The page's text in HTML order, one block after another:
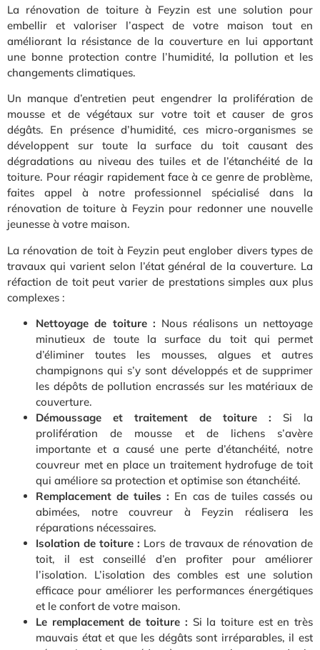
La rénovation de toiture à Feyzin est une solution pour
embellir et valoriser l’aspect de votre maison tout en
améliorant la résistance de la couverture en lui apportant
une bonne protection contre l’humidité, la pollution et les
changements climatiques.
Un manque d’entretien peut engendrer la prolifération de
mousse et de végétaux sur votre toit et causer de gros
dégâts. En présence d’humidité, ces micro-organismes se
développent sur toute la surface du toit causant des
dégradations au niveau des tuiles et de l’étanchéité de la
toiture. Pour réagir rapidement face à ce genre de problème,
faites appel à notre professionnel spécialisé dans la
rénovation de toiture à Feyzin pour redonner une nouvelle
jeunesse à votre maison.
La rénovation de toit à Feyzin peut englober divers types de
travaux qui varient selon l’état général de la couverture. La
réfaction de toit peut varier de prestations simples aux plus
complexes :
Nettoyage de toiture : Nous réalisons un nettoyage
minutieux de toute la surface du toit qui permet
d’éliminer toutes les mousses, algues et autres
champignons qui s’y sont développés et de supprimer
les dépôts de pollution encrassés sur les matériaux de
couverture.
Démoussage et traitement de toiture : Si la
prolifération de mousse et de lichens s’avère
importante et a causé une perte d’étanchéité, notre
couvreur met en place un traitement hydrofuge de toit
qui améliore sa protection et optimise son étanchéité.
Remplacement de tuiles : En cas de tuiles cassés ou
abimées, notre couvreur à Feyzin réalisera les
réparations nécessaires.
Isolation de toiture : Lors de travaux de rénovation de
toit, il est conseillé d’en profiter pour améliorer
l’isolation. L’isolation des combles est une solution
efficace pour améliorer les performances énergétiques
et le confort de votre maison.
Le remplacement de toiture : Si la toiture est en très
mauvais état et que les dégâts sont irréparables, il est